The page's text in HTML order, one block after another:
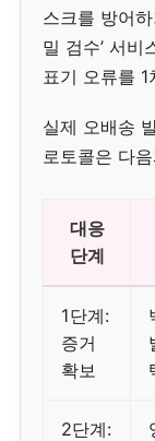
스크를 방어
밀 검수’ 서비
표기 오류를
실제 오배송
로토콜은 다
대응
단계
1단계:
증거
확보
2단계: